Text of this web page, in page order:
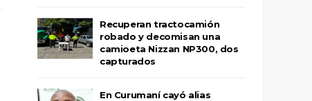
Recuperan tractocamión
robado y decomisan una
camioeta Nizzan NP300, dos
capturados
En Curumaní cayó alias